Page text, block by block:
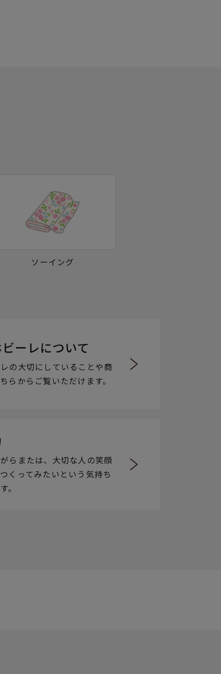
ソーイング
ーレについて
の大切にしていることや商
らからご覧いただけます。
らまたは、大切な人の笑顔
くってみたいという気持ち
。